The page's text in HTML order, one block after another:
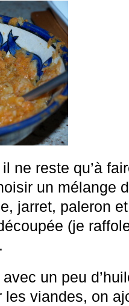
ne reste qu’à
un mélange
jarret, paleron
(je
un peu
les viandes, on